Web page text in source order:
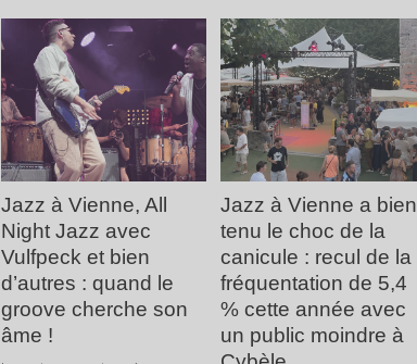
LIRE LA
SUITE
Jazz à Vienne, All
Night Jazz avec
Vulfpeck et bien
d’autres : quand le
groove cherche son
âme !
LIRE LA
SUITE
Jazz à Vienne a bien
tenu le choc de la
canicule : recul de la
fréquentation de 5,4
% cette année avec
un public moindre à